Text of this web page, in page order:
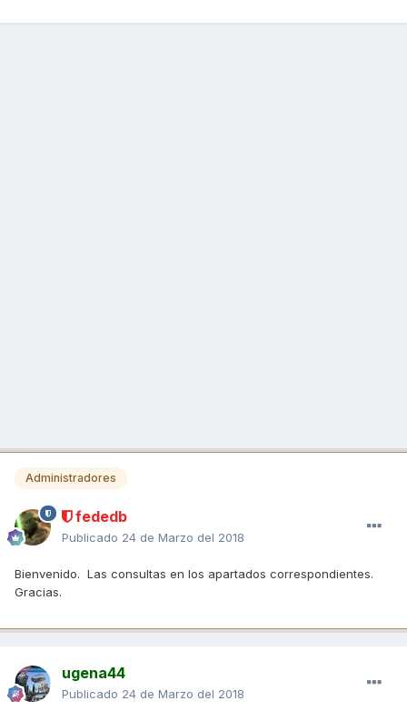
Administradores
fededb
Publicado 24 de Marzo del 2018
Bienvenido. Las consultas en los apartados correspondientes.
Gracias.
ugena44
Publicado 24 de Marzo del 2018